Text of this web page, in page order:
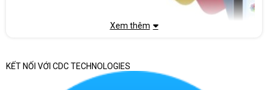
iPad, một sáng tạo của thương hiệu Apple, không chỉ đơn thuần là một
Xem thêm
KẾT NỐI VỚI CDC TECHNOLOGIES